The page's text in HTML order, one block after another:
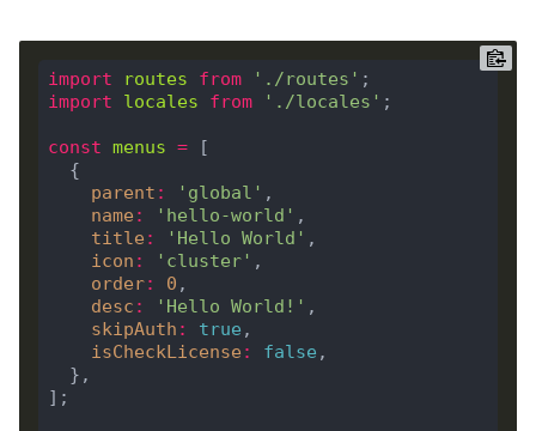
import routes from './routes'
import
locales from './locales'
const menus =
parent : 'global'
name : 'hello-world'
title : 'Hello World'
icon : 'cluster'
order: 0
desc : 'Hello World!'
skipAuth : true
isCheckLicense : false